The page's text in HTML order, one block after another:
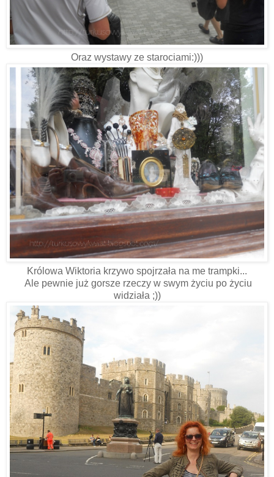
Oraz wystawy ze starociami:)))
Królowa Wiktoria krzywo spojrzała na me trampki...
Ale pewnie już gorsze rzeczy w swym życiu po życiu
widziała ;))